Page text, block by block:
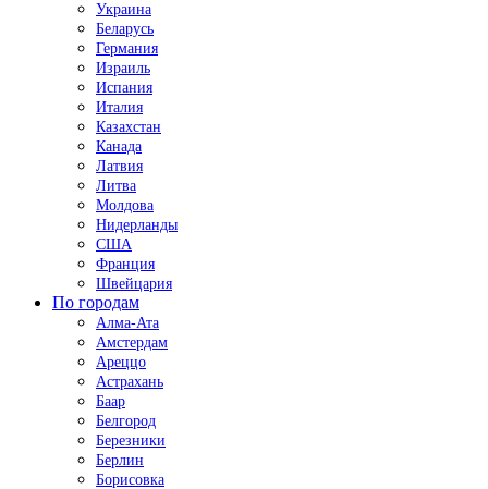
Украина
Беларусь
Германия
Израиль
Испания
Италия
Казахстан
Канада
Латвия
Литва
Молдова
Нидерланды
США
Франция
Швейцария
По городам
Алма-Ата
Амстердам
Ареццо
Астрахань
Баар
Белгород
Березники
Берлин
Борисовка